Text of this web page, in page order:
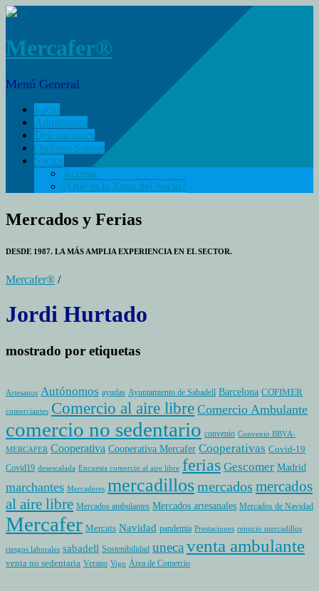
Mercafer®
Menú General
Inicio
Admisiones
Delegaciones
Quiénes Somos
Socios
Acceso
¿Qué es la Zona del Socio?
Mercados y Ferias
DESDE 1987. LA MÁS AMPLIA EXPERIENCIA EN EL SECTOR.
Mercafer® /
Jordi Hurtado
mostrado por etiquetas
Artesanos Autónomos ayudas Ayuntamiento de Sabadell Barcelona COFIMER
comerciantes Comercio al aire libre Comercio Ambulante
comercio no sedentario convenio Convenio BBVA-
MERCAFER Cooperativa Cooperativa Mercafer Cooperativas Covid-19
Covid19 desescalada Encuesta comercio al aire libre ferias Gescomer Madrid
marchantes Mercaderes mercadillosmercados mercados
al aire libre Mercados ambulantes Mercados artesanales Mercados de Navidad
Mercafer Mercats Navidad pandemia Prestaciones reinicio mercadillos
riesgos laborales sabadell Sostenibilidad unecaventa ambulante
venta no sedentaria Verano Vigo Área de Comercio